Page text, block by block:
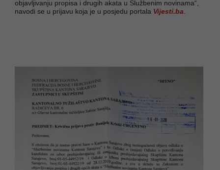
objavljivanju propisa i drugih akata u Službenim novinama“,
navodi se u prijavu koja je u posjedu portala Vijesti.ba